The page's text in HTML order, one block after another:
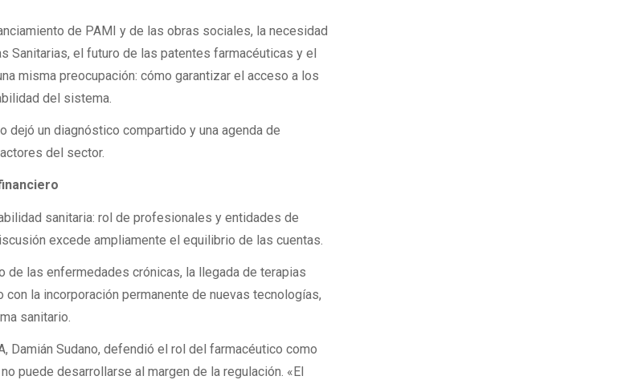
de PAMI y de las obras sociales, la necesidad
Sanitarias, el futuro de las patentes farmacéuticas y el
misma preocupación: cómo garantizar el acceso a los
del sistema.
dejó un diagnóstico compartido y una agenda de
del sector.
sanitaria: rol de profesionales y entidades de
excede ampliamente el equilibrio de las cuentas.
de las enfermedades crónicas, la llegada de terapias
la incorporación permanente de nuevas tecnologías,
sanitario.
Damián Sudano, defendió el rol del farmacéutico como
puede desarrollarse al margen de la regulación. «El